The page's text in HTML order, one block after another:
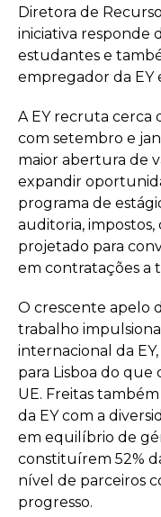
Diretora de
iniciativa responde
estudantes e
empregador da EY
A EY recruta cerca
com setembro e
maior abertura de
expandir
programa de
auditoria,
projetado para
em contratações a
O crescente apelo
trabalho
internacional da
para Lisboa do
UE. Freitas
da EY com a
em equilíbrio de
constituírem 52%
nível de parceiros
progresso.